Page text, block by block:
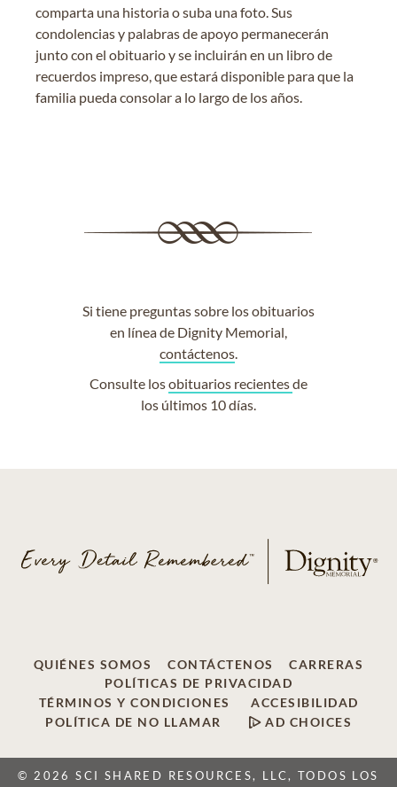
comparta una historia o suba una foto. Sus
condolencias y palabras de apoyo permanecerán
junto con el obituario y se incluirán en un libro de
recuerdos impreso, que estará disponible para que la
familia pueda consolar a lo largo de los años.
Si tiene preguntas sobre los obituarios
en línea de Dignity Memorial,
contáctenos.
Consulte losobituarios recientesde
los últimos 10 días.
QUIÉNES SOMOS CONTÁCTENOS
CARRERAS
POLÍTICAS DE PRIVACIDAD
TÉRMINOS Y CONDICIONES
ACCESIBILIDAD
POLÍTICA DE NO LLAMAR
AD CHOICES
© 2026 SCI SHARED RESOURCES, LLC, TODOS LOS